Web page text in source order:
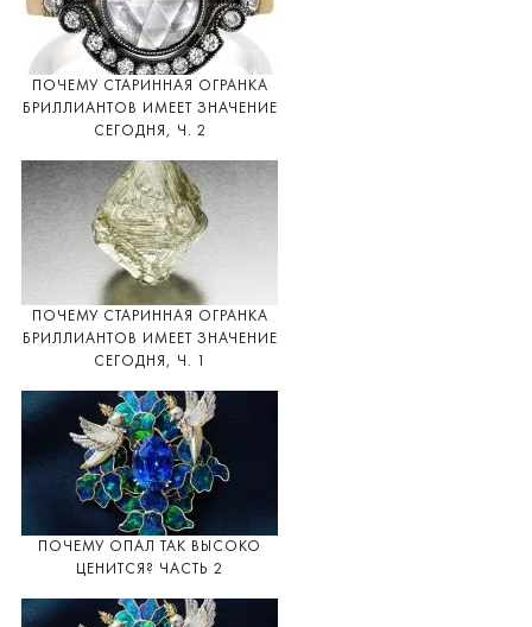
ПОЧЕМУ СТАРИННАЯ ОГРАНКА
БРИЛЛИАНТОВ ИМЕЕТ ЗНАЧЕНИЕ
СЕГОДНЯ, Ч. 2
ПОЧЕМУ СТАРИННАЯ ОГРАНКА
БРИЛЛИАНТОВ ИМЕЕТ ЗНАЧЕНИЕ
СЕГОДНЯ, Ч. 1
ПОЧЕМУ ОПАЛ ТАК ВЫСОКО
ЦЕНИТСЯ? ЧАСТЬ 2